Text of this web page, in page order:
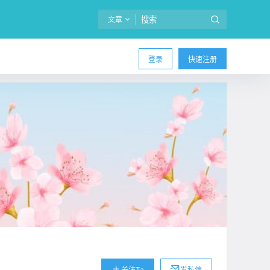
文章
登录 快速注册